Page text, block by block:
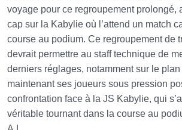
voyage pour ce regroupement prolongé,
cap sur la Kabylie où l’attend un match
course au podium. Ce regroupement de
devrait permettre au staff technique de
derniers réglages, notamment sur le
maintenant ses joueurs sous pression
confrontation face à la JS Kabylie, qui
véritable tournant dans la course au